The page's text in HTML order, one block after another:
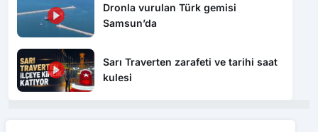
Dronla vurulan Türk gemisi
Samsun’da
Sarı Traverten zarafeti ve tarihi saat
kulesi